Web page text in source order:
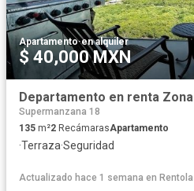
Apartamento·en alquiler
$ 40,000 MXN
Supermanzana 18
135 m²2 RecámarasApartamento
·Terraza·Seguridad
Actualizado hace 1 semana en Rentola